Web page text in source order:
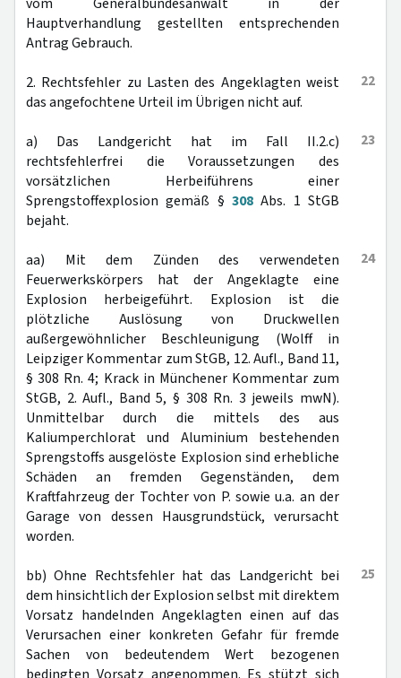
Hauptverhandlung gestellten entsprechenden
Antrag Gebrauch.
22
2. Rechtsfehler zu Lasten des Angeklagten weist
das angefochtene Urteil im Übrigen nicht auf.
23
a) Das Landgericht hat im Fall II.2.c)
rechtsfehlerfrei die Voraussetzungen des
vorsätzlichen Herbeiführens einer
Sprengstoffexplosion gemäß § 308 Abs. 1 StGB
bejaht.
24
aa) Mit dem Zünden des verwendeten
Feuerwerkskörpers hat der Angeklagte eine
Explosion herbeigeführt. Explosion ist die
plötzliche Auslösung von Druckwellen
außergewöhnlicher Beschleunigung (Wolff in
Leipziger Kommentar zum StGB, 12. Aufl., Band 11,
§ 308 Rn. 4; Krack in Münchener Kommentar zum
StGB, 2. Aufl., Band 5, § 308 Rn. 3 jeweils mwN).
Unmittelbar durch die mittels des aus
Kaliumperchlorat und Aluminium bestehenden
Sprengstoffs ausgelöste Explosion sind erhebliche
Schäden an fremden Gegenständen, dem
Kraftfahrzeug der Tochter von P. sowie u.a. an der
Garage von dessen Hausgrundstück, verursacht
worden.
25
bb) Ohne Rechtsfehler hat das Landgericht bei
dem hinsichtlich der Explosion selbst mit direktem
Vorsatz handelnden Angeklagten einen auf das
Verursachen einer konkreten Gefahr für fremde
Sachen von bedeutendem Wert bezogenen